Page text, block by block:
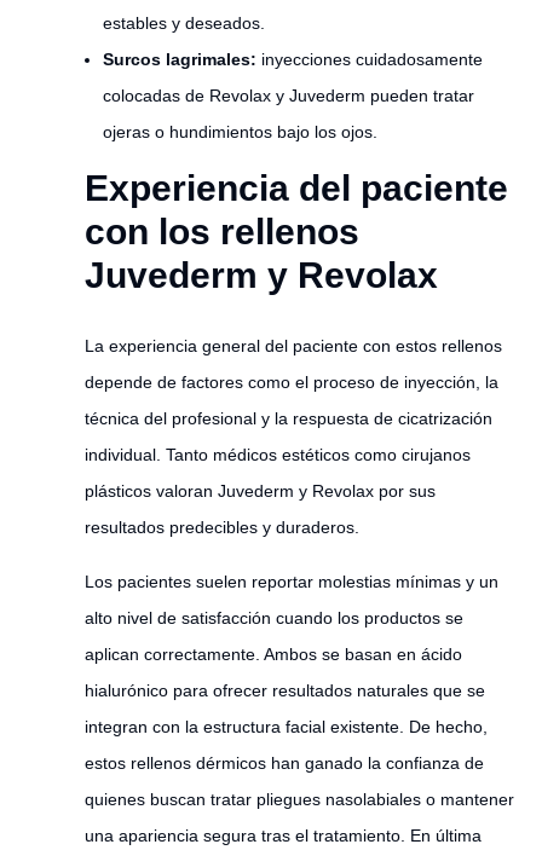
estables y deseados.
Surcos lagrimales: inyecciones cuidadosamente
colocadas de Revolax y Juvederm pueden tratar
ojeras o hundimientos bajo los ojos.
Experiencia del paciente
con los rellenos
Juvederm y Revolax
La experiencia general del paciente con estos rellenos
depende de factores como el proceso de inyección, la
técnica del profesional y la respuesta de cicatrización
individual. Tanto médicos estéticos como cirujanos
plásticos valoran Juvederm y Revolax por sus
resultados predecibles y duraderos.
Los pacientes suelen reportar molestias mínimas y un
alto nivel de satisfacción cuando los productos se
aplican correctamente. Ambos se basan en ácido
hialurónico para ofrecer resultados naturales que se
integran con la estructura facial existente. De hecho,
estos rellenos dérmicos han ganado la confianza de
quienes buscan tratar pliegues nasolabiales o mantener
una apariencia segura tras el tratamiento. En última